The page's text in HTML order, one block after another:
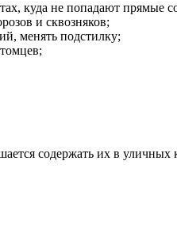
куда не попадают прямые
и сквозняков;
менять подстилку;
содержать их в